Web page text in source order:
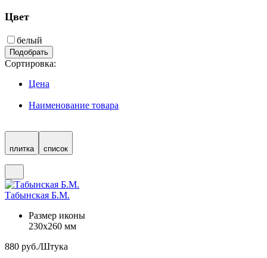
Цвет
белый
Подобрать
Сортировка:
Цена
Наименование товара
плитка список
Табынская Б.М.
Размер иконы
230х260 мм
880 руб./Штука